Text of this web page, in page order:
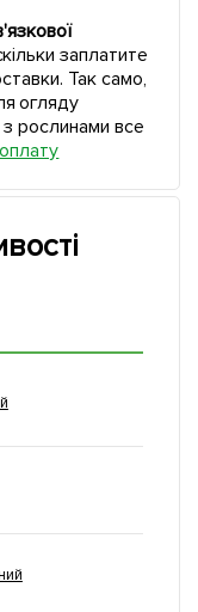
заплатите
Так само,
огляду
рослинами все